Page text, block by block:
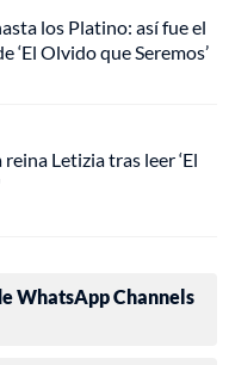
los Platino: así fue el
‘El Olvido que Seremos’
Letizia tras leer ‘El
WhatsApp Channels